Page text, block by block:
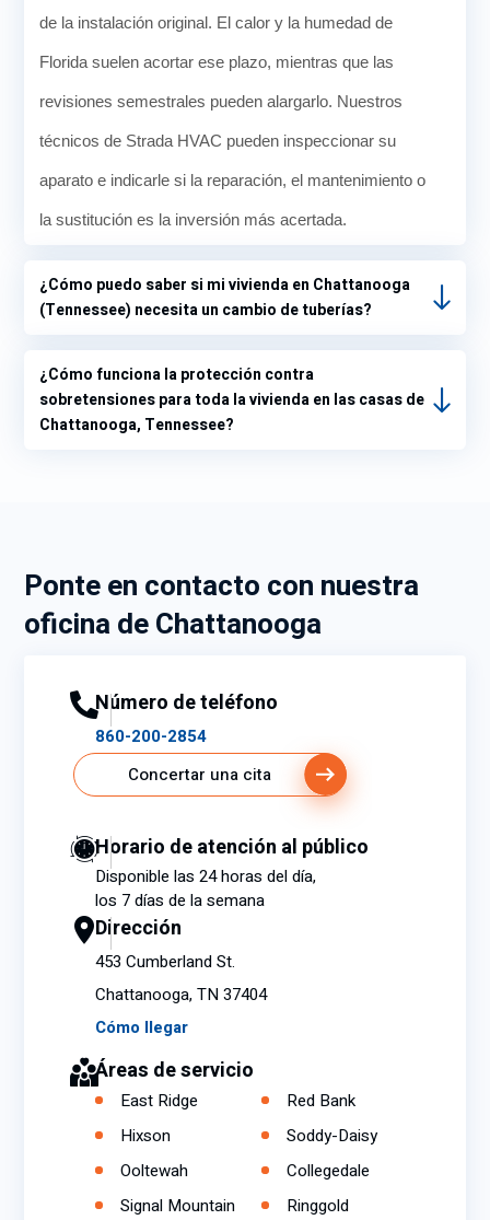
de la instalación original. El calor y la humedad de
Florida suelen acortar ese plazo, mientras que las
revisiones semestrales pueden alargarlo. Nuestros
técnicos de Strada HVAC pueden inspeccionar su
aparato e indicarle si la reparación, el mantenimiento o
la sustitución es la inversión más acertada.
¿Cómo puedo saber si mi vivienda en Chattanooga
(Tennessee) necesita un cambio de tuberías?
¿Cómo funciona la protección contra
sobretensiones para toda la vivienda en las casas de
Chattanooga, Tennessee?
Ponte en contacto con nuestra
oficina de Chattanooga
Número de teléfono
860-200-2854
Concertar una cita
Horario de atención al público
Disponible las 24 horas del día,
los 7 días de la semana
Dirección
453 Cumberland St.
Chattanooga, TN 37404
Cómo llegar
Áreas de servicio
East Ridge
Red Bank
Hixson
Soddy-Daisy
Ooltewah
Collegedale
Signal Mountain
Ringgold